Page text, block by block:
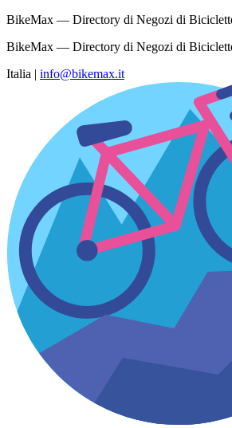
BikeMax — Directory di Negozi di
BikeMax — Directory di Negozi di
Italia | info@bikemax.it